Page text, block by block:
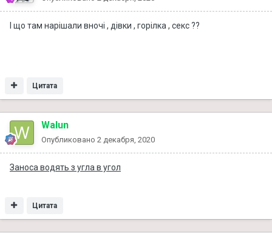
І що там нарішали вночі , дівки , горілка , секс ??
Цитата
Walun
Опубликовано 2 декабря, 2020
Заноса водять з угла в угол
Цитата